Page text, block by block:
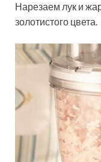
Нарезаем лук и
золотистого цвета.